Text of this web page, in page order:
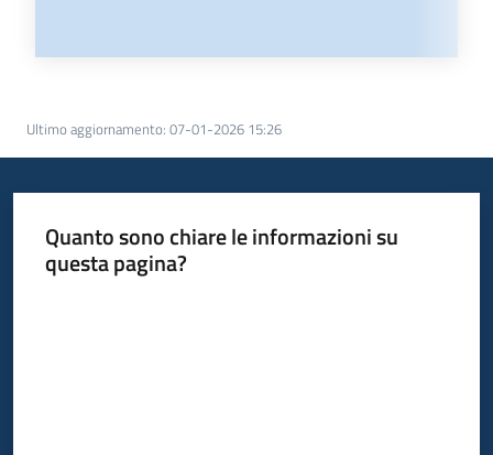
Ultimo aggiornamento: 07-01-2026 15:26
Quanto sono chiare le informazioni su
questa pagina?